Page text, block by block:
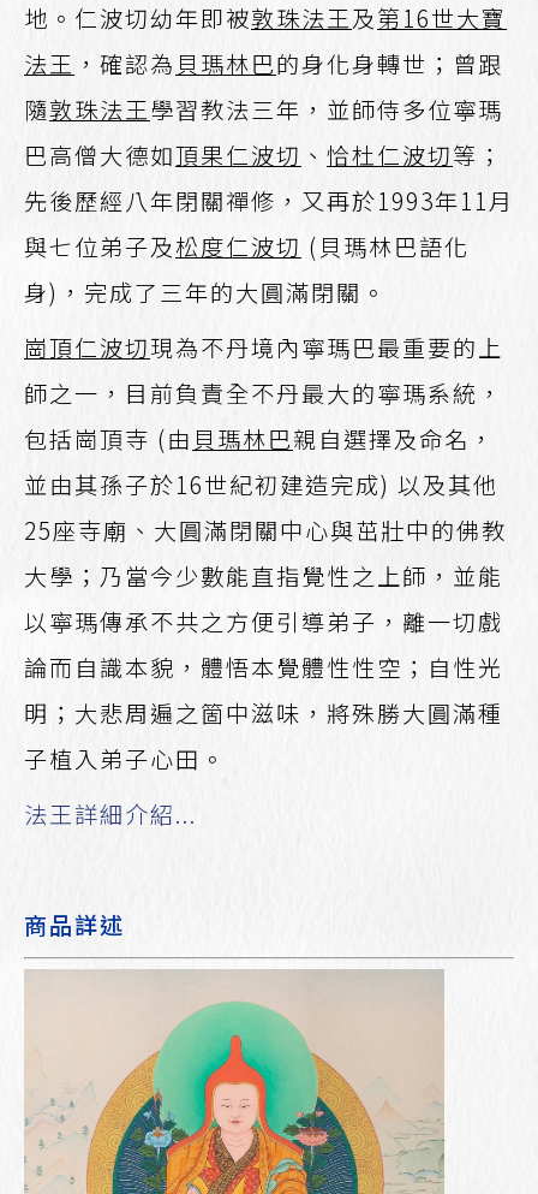
地。仁波切幼年即被敦珠法王及第16世大寶
法王 ，確認為 貝瑪林巴的身化身轉世；曾跟
隨敦珠法王學習教法三年，並師侍多位寧瑪
巴高僧大德如頂果仁波切 、 恰杜仁波切等；
先後歷經八年閉關禪修，又再於1993年11月
與七位弟子及松度仁波切 (貝瑪林巴語化
身)，完成了三年的大圓滿閉關。
崗頂仁波切現為不丹境內寧瑪巴最重要的上
師之一，目前負責全不丹最大的寧瑪系統，
包括崗頂寺 (由 貝瑪林巴親自選擇及命名，
並由其孫子於16世紀初建造完成) 以及其他
25座寺廟、大圓滿閉關中心與茁壯中的佛教
大學；乃當今少數能直指覺性之上師，並能
以寧瑪傳承不共之方便引導弟子，離一切戲
論而自識本貌，體悟本覺體性性空；自性光
明；大悲周遍之箇中滋味，將殊勝大圓滿種
子植入弟子心田。
法王詳細介紹...
商品詳述